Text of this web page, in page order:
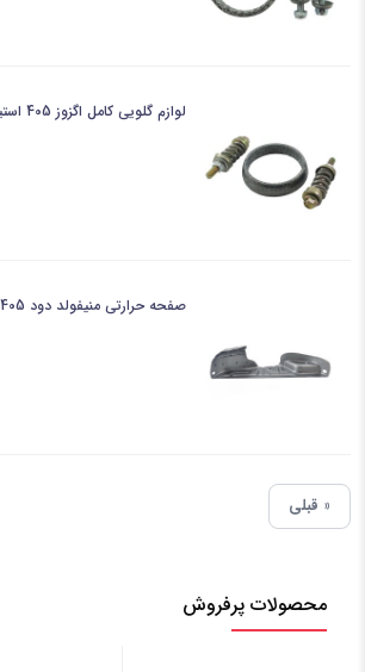
لوازم گلویی کامل اگزوز 405 استیل-AGU
صفحه حرارتی منیفولد دود 405 و پلاس شرکتی-ایساکو
« قبلی
محصولات پرفروش